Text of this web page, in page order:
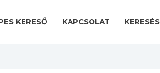
KERESŐ KAPCSOLAT KERESÉS